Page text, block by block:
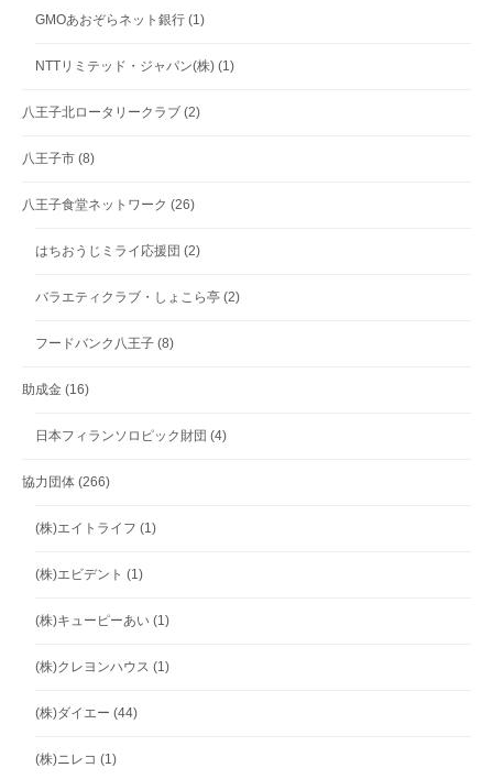
GMOあおぞらネット銀行 (1)
NTTリミテッド・ジャパン(株) (1)
八王子北ロータリークラブ (2)
八王子市 (8)
八王子食堂ネットワーク (26)
はちおうじミライ応援団 (2)
バラエティクラブ・しょこら亭 (2)
フードバンク八王子 (8)
助成金 (16)
日本フィランソロピック財団 (4)
協力団体 (266)
(株)エイトライフ (1)
(株)エビデント (1)
(株)キューピーあい (1)
(株)クレヨンハウス (1)
(株)ダイエー (44)
(株)ニレコ (1)